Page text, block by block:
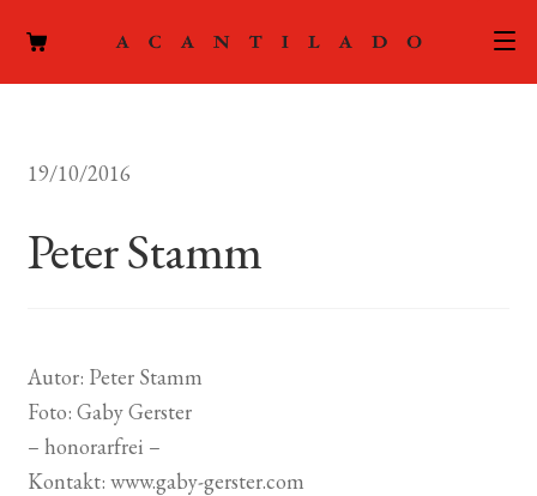
CONTACTO
19/10/2016
Peter Stamm
Autor: Peter Stamm
Foto: Gaby Gerster
– honorarfrei –
Kontakt: www.gaby-gerster.com